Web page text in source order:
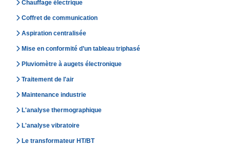
Chauffage électrique
Coffret de communication
Aspiration centralisée
Mise en conformité d’un tableau triphasé
Pluviomètre à augets électronique
Traitement de l'air
Maintenance industrie
L'analyse thermographique
L'analyse vibratoire
Le transformateur HT/BT